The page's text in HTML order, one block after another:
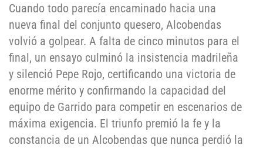
Cuando todo parecía encaminado hacia una
nueva final del conjunto quesero, Alcobendas
volvió a golpear. A falta de cinco minutos para el
final, un ensayo culminó la insistencia madrileña
y silenció Pepe Rojo, certificando una victoria de
enorme mérito y confirmando la capacidad del
equipo de Garrido para competir en escenarios de
máxima exigencia. El triunfo premió la fe y la
constancia de un Alcobendas que nunca perdió la